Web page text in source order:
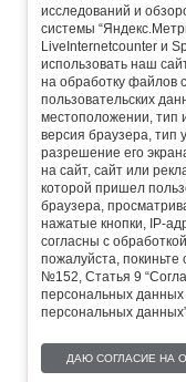
исследований и
системы
LiveInternetcounter и
использовать наш
на обработку файлов
пользовательских
местоположении, тип
версия браузера, тип
разрешение его
на сайт, сайт или
которой пришел
браузера,
нажатые кнопки, IP-
согласны с
пожалуйста, покиньте
№152, Статья 9
персональных данных
персональных
ДАЮ СОГЛАСИЕ НА